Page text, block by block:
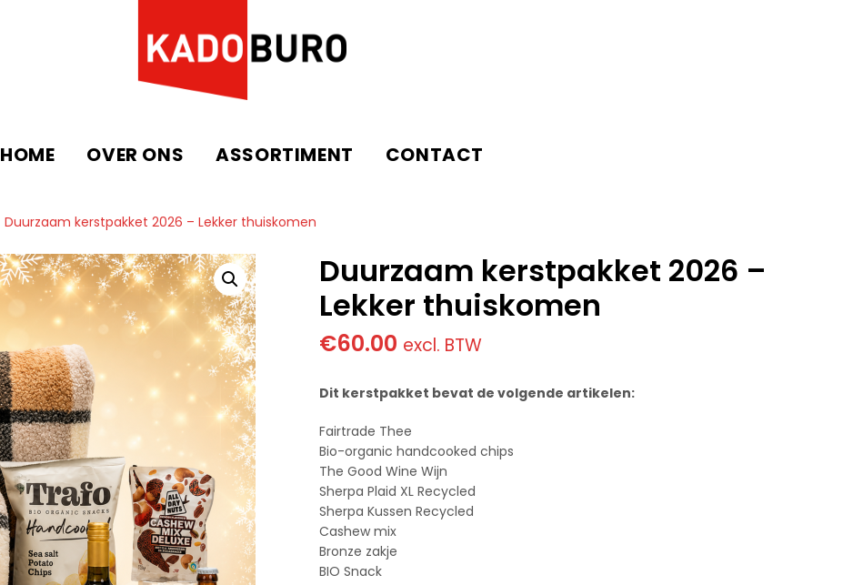
HOME OVER ONS ASSORTIMENT CONTACT
Duurzaam kerstpakket 2026 – Lekker thuiskomen
Duurzaam kerstpakket 2026 –
Lekker thuiskomen
€60.00 excl. BTW
Dit kerstpakket bevat de volgende artikelen:
Fairtrade Thee
Bio-organic handcooked chips
The Good Wine Wijn
Sherpa Plaid XL Recycled
Sherpa Kussen Recycled
Cashew mix
Bronze zakje
BIO Snack